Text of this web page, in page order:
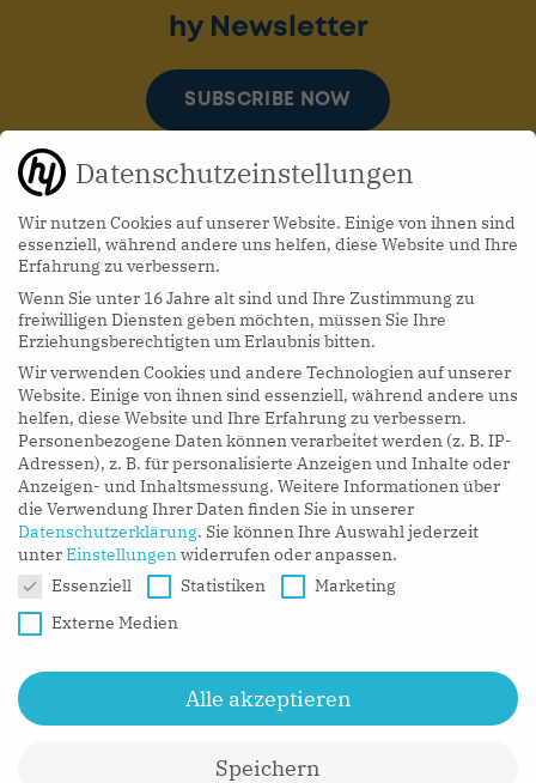
hy Podcasts
LISTEN NOW
hy Newsletter
SUBSCRIBE NOW
Datenschutzeinstellungen
Wir nutzen Cookies auf unserer Website. Einige von ihnen sind
essenziell, während andere uns helfen, diese Website und Ihre
Erfahrung zu verbessern.
Wenn Sie unter 16 Jahre alt sind und Ihre Zustimmung zu
freiwilligen Diensten geben möchten, müssen Sie Ihre
Erziehungsberechtigten um Erlaubnis bitten.
Wir verwenden Cookies und andere Technologien auf unserer
Website. Einige von ihnen sind essenziell, während andere uns
helfen, diese Website und Ihre Erfahrung zu verbessern.
Personenbezogene Daten können verarbeitet werden (z. B. IP-
Adressen), z. B. für personalisierte Anzeigen und Inhalte oder
Anzeigen- und Inhaltsmessung. Weitere Informationen über
die Verwendung Ihrer Daten finden Sie in unserer
Datenschutzerklärung. Sie können Ihre Auswahl jederzeit
unterEinstellungenwiderrufen oder anpassen.
Datenschutzeinstellungen
Essenziell Statistiken
Marketing
Externe Medien
Alle akzeptieren
Speichern